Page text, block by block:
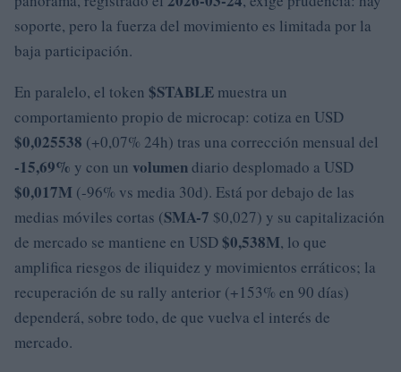
soporte, pero la fuerza del movimiento es limitada por la
baja participación.
En paralelo, el token $STABLE muestra un
comportamiento propio de microcap: cotiza en USD
$0,025538 (+0,07% 24h) tras una corrección mensual del
-15,69% y con un volumendiario desplomado a USD
$0,017M (-96% vs media 30d). Está por debajo de las
medias móviles cortas (SMA-7 $0,027) y su capitalización
de mercado se mantiene en USD$0,538M, lo que
amplifica riesgos de iliquidez y movimientos erráticos; la
recuperación de su rally anterior (+153% en 90 días)
dependerá, sobre todo, de que vuelva el interés de
mercado.